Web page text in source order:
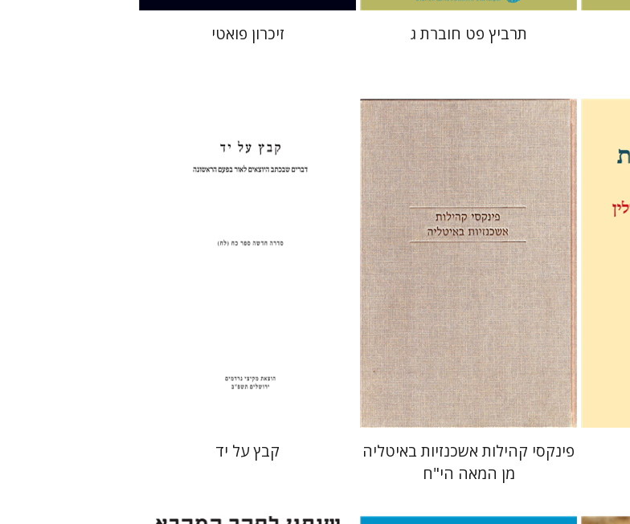
תרביץ פט חוברת ג זיכרון פואטי
שלמה א' גליקסברג
חגי בן-שמאי
הנחת אתר ספר מודפס
$43
$39
פינקסי קהילות אשכנזיות באיטליה
מן המאה הי"ח
חגי בן-שמאי
$39
$35
קבץ על יד